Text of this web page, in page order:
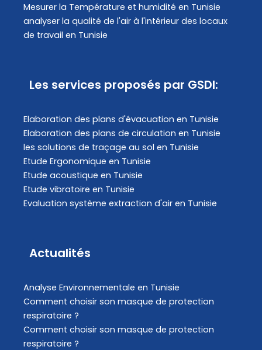
Mesurer la Température et humidité en Tunisie
analyser la qualité de l'air à l'intérieur des locaux
de travail en Tunisie
Les services proposés par GSDI:
Elaboration des plans d'évacuation​ en Tunisie
Elaboration des plans de circulation en Tunisie
les solutions de traçage au sol en Tunisie
Etude Ergonomique en Tunisie
Etude acoustique en Tunisie
Etude vibratoire en Tunisie
Evaluation système extraction d'air en Tunisie
Actualités
Analyse Environnementale en Tunisie
Comment choisir son masque de protection
respiratoire ?
Comment choisir son masque de protection
respiratoire ?